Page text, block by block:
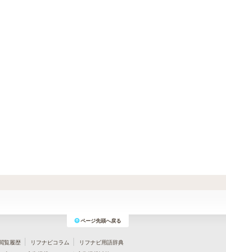
ページ先頭へ戻る
覧履歴 リフナビコラム
リフナビ用語辞典